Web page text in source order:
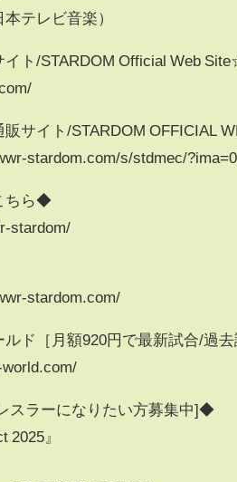
テレビ音楽）
ト/STARDOM Official Web
サイト/STARDOM OFFICIAL
stardom.com/s/stdmec/
ちら◆
stardom/
stardom.com/
ド［月額920円で最新試合/過去
スラーになりたい方募集中]◆
2025』